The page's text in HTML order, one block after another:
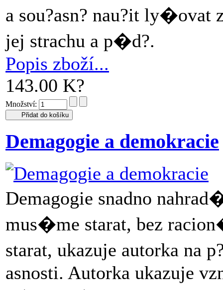
a sou?asn? nau?it
jej strachu a p�d?.
Popis zboží...
143.00 K?
Množství:
Demagogie a demokracie
Demagogie snadno
mus�me starat, bez
starat, ukazuje autorka na
asnosti. Autorka ukazuje